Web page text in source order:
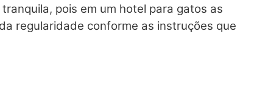
pois em um hotel para gatos as
regularidade conforme as instruções que